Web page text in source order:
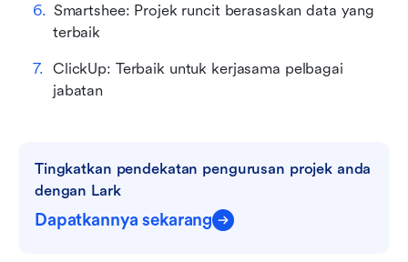
Smartshee: Projek runcit berasaskan data yang
terbaik
ClickUp: Terbaik untuk kerjasama pelbagai
jabatan
Tingkatkan pendekatan pengurusan projek anda
dengan Lark
Dapatkannya sekarang